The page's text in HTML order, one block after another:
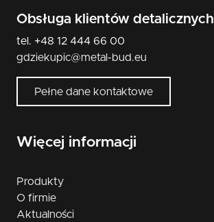
Obsługa klientów detalicznych
tel. +48 12 444 66 00
gdziekupic@metal-bud.eu
Pełne dane kontaktowe
Więcej informacji
Produkty
O firmie
Aktualności